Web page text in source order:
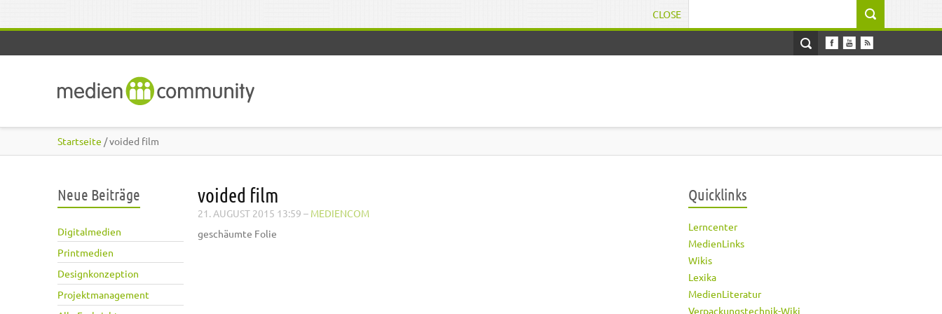
CLOSE
Startseite / voided film
Neue Beiträge
Digitalmedien
Printmedien
Designkonzeption
Projektmanagement
voided film
21. AUGUST 2015 13:59 – MEDIENCOM
geschäumte Folie
Quicklinks
Lerncenter
MedienLinks
Wikis
Lexika
MedienLiteratur
Verpackungstechnik-Wiki